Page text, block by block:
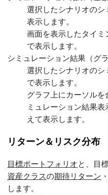
選択したシナリオの
表示します。
画面を表示したタイ
で表示します。
シミュレーション結果（グラ
選択したシナリオのシ
で表示します。
グラフ上にカーソル
ミュレーション結果
えて表示します。
リターン＆リスク分布
目標ポートフォリオと、目
資産クラスの期待リターン ・
します。